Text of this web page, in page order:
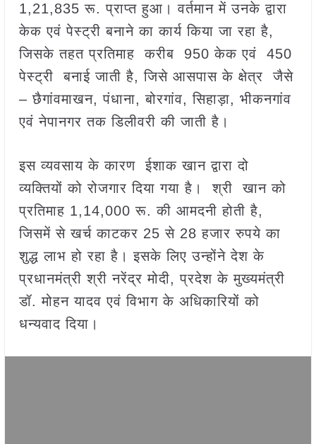
1,21,835 रू. प्राप्त हुआ। वर्तमान में उनके द्वारा
केक एवं पेस्ट्री बनाने का कार्य किया जा रहा है,
जिसके तहत प्रतिमाह करीब 950 केक एवं 450
पेस्ट्री बनाई जाती है, जिसे आसपास के क्षेत्र जैसे
– छैगांवमाखन, पंधाना, बोरगांव, सिहाड़ा, भीकनगांव
एवं नेपानगर तक डिलीवरी की जाती है।
इस व्यवसाय के कारण ईशाक खान द्वारा दो
व्यक्तियों को रोजगार दिया गया है। श्री खान को
प्रतिमाह 1,14,000 रू. की आमदनी होती है,
जिसमें से खर्च काटकर 25 से 28 हजार रुपये का
शुद्ध लाभ हो रहा है। इसके लिए उन्होंने देश के
प्रधानमंत्री श्री नरेंद्र मोदी, प्रदेश के मुख्यमंत्री
डॉ. मोहन यादव एवं विभाग के अधिकारियों को
धन्यवाद दिया।